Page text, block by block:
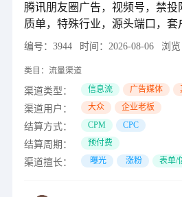
腾讯朋友圈广告，视频号，禁投
质单，特殊行业，源头端口，套
编号： 3944 时间： 2026-08-06 浏览
类目： 流量渠道
渠道类型： 信息流 广告媒体
渠道用户： 大众 企业老板
结算方式： CPM CPC
结算周期： 预付费
渠道擅长： 曝光 涨粉 表单/